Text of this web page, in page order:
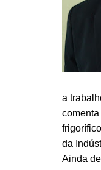
a
da
Ainda